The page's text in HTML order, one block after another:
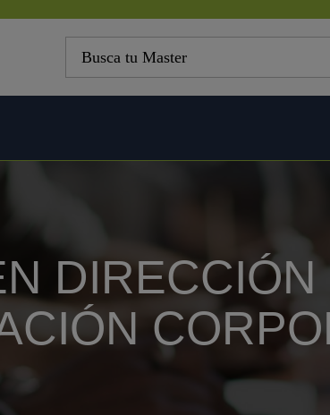
DIRECCIÓN